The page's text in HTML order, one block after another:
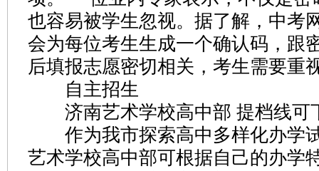
也容易被学生忽视。据了解，中考
会为每位考生生成一个确认码，跟
后填报志愿密切相关，考生需要重
自主招生
济南艺术学校高中部 提档线可
作为我市探索高中多样化办学
艺术学校高中部可根据自己的办学